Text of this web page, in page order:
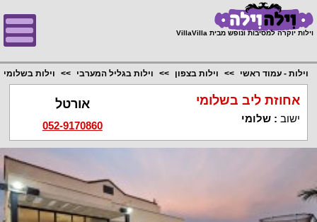
וילות יוקרה למסיבות ונופש מבית VillaVilla
וילות - עמוד ראשי וילות בצפון וילות בגליל המערבי וילות בשלומי
אחוזת ליב בשלומי
ישוב :שלומי
אורטל
052-9170860